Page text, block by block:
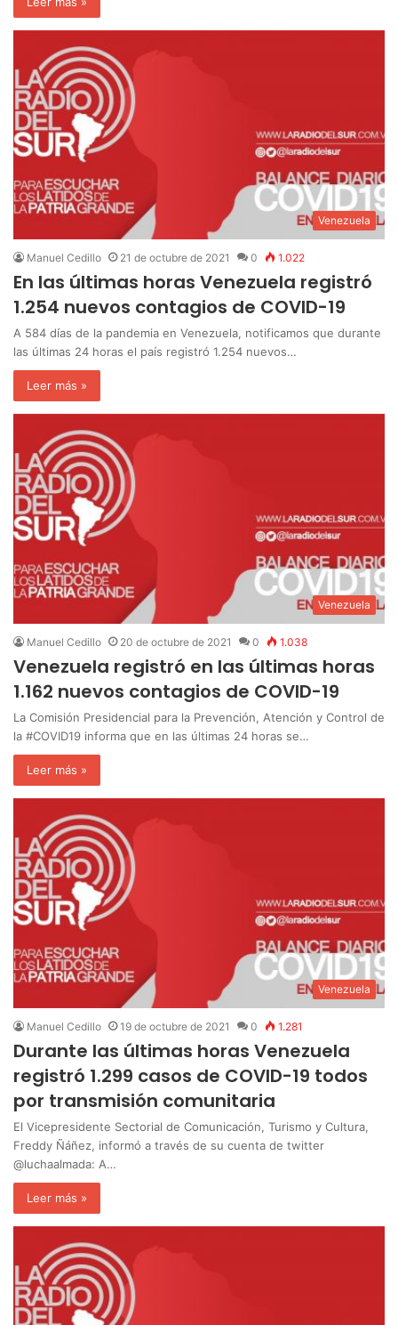
Venezuela
Manuel Cedillo 21 de octubre de 2021 0 1.022
En las últimas horas Venezuela registró
1.254 nuevos contagios de COVID-19
A 584 días de la pandemia en Venezuela, notificamos que durante
las últimas 24 horas el país registró 1.254 nuevos…
Leer más »
Venezuela
Manuel Cedillo 20 de octubre de 2021 0 1.038
Venezuela registró en las últimas horas
1.162 nuevos contagios de COVID-19
La Comisión Presidencial para la Prevención, Atención y Control de
la #COVID19 informa que en las últimas 24 horas se…
Leer más »
Venezuela
Manuel Cedillo 19 de octubre de 2021 0 1.281
Durante las últimas horas Venezuela
registró 1.299 casos de COVID-19 todos
por transmisión comunitaria
El Vicepresidente Sectorial de Comunicación, Turismo y Cultura,
Freddy Ñáñez, informó a través de su cuenta de twitter
@luchaalmada: A…
Leer más »